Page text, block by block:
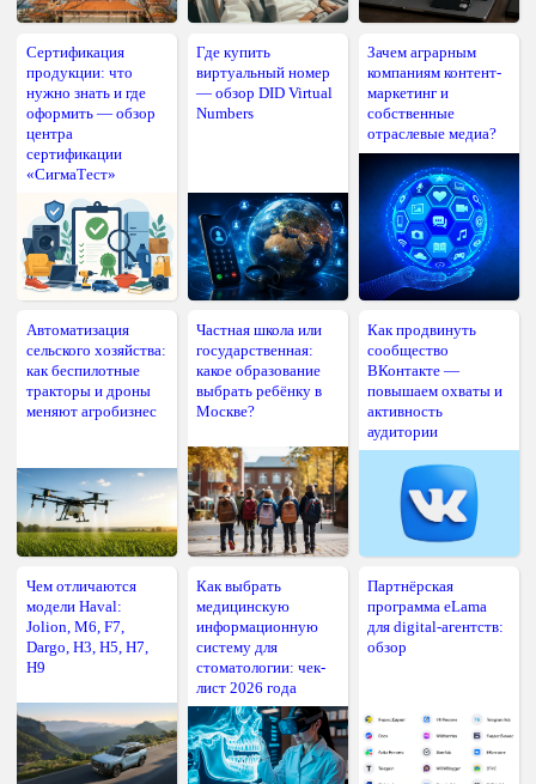
Сертификация
продукции: что
нужно знать и где
оформить — обзор
центра
сертификации
«СигмаТест»
Где купить
виртуальный номер
— обзор DID Virtual
Numbers
Зачем аграрным
компаниям контент-
маркетинг и
собственные
отраслевые медиа?
Автоматизация
сельского хозяйства:
как беспилотные
тракторы и дроны
меняют агробизнес
Частная школа или
государственная:
какое образование
выбрать ребёнку в
Москве?
Как продвинуть
сообщество
ВКонтакте —
повышаем охваты и
активность
аудитории
Чем отличаются
модели Haval:
Jolion, M6, F7,
Dargo, H3, H5, H7,
H9
Как выбрать
медицинскую
информационную
систему для
стоматологии: чек-
лист 2026 года
Партнёрская
программа eLama
для digital-агентств:
обзор